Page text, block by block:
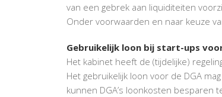
van een gebrek aan liquiditeiten
Onder voorwaarden en naar keuze
Gebruikelijk loon bij start-ups
Het kabinet heeft de (tijdelijke)
Het gebruikelijk loon voor de DGA
kunnen DGA’s loonkosten besparen